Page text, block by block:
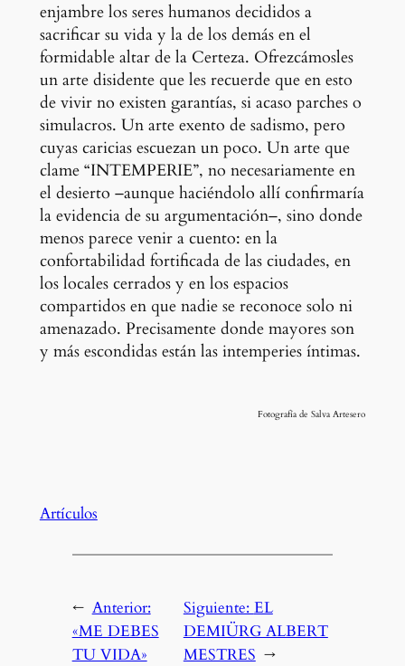
enjambre los seres humanos decididos a
sacrificar su vida y la de los demás en el
formidable altar de la Certeza. Ofrezcámosles
un arte disidente que les recuerde que en esto
de vivir no existen garantías, si acaso parches o
simulacros. Un arte exento de sadismo, pero
cuyas caricias escuezan un poco. Un arte que
clame “INTEMPERIE”, no necesariamente en
el desierto –aunque haciéndolo allí confirmaría
la evidencia de su argumentación–, sino donde
menos parece venir a cuento: en la
confortabilidad fortificada de las ciudades, en
los locales cerrados y en los espacios
compartidos en que nadie se reconoce solo ni
amenazado. Precisamente donde mayores son
y más escondidas están las intemperies íntimas.
Fotografía de Salva Artesero
Artículos
← Anterior:
«ME DEBES
TU VIDA»
Siguiente: EL
DEMIÜRG ALBERT
MESTRES →